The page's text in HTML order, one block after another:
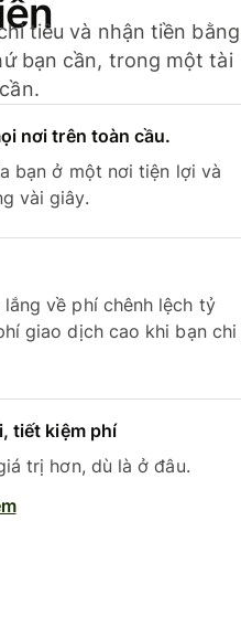
tiêu và nhận tiền bằng
bạn cần, trong một tài
nơi trên toàn cầu.
bạn ở một nơi tiện lợi và
vài giây.
về phí chênh lệch tỷ
giao dịch cao khi bạn chi
tiết kiệm phí
trị hơn, dù là ở đâu.